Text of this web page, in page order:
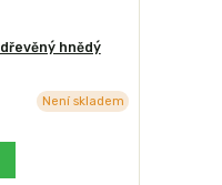
hnědý
Není skladem